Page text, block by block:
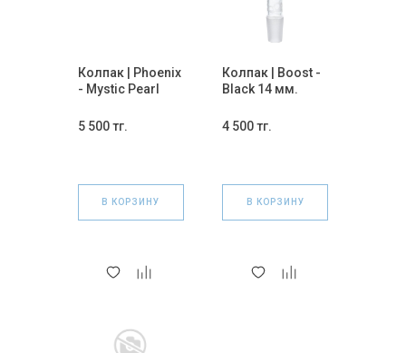
Колпак | Phoenix
- Mystic Pearl
5 500 тг.
В КОРЗИНУ
Колпак | Boost -
Black 14 мм.
4 500 тг.
В КОРЗИНУ